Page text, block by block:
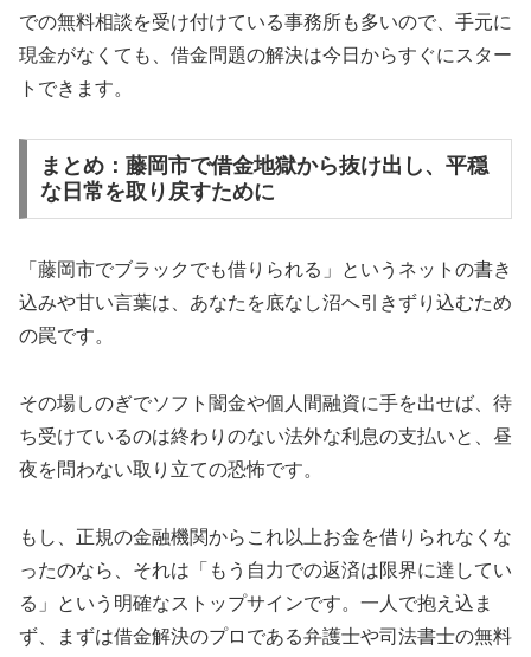
での無料相談を受け付けている事務所も多いので、手元に
現金がなくても、借金問題の解決は今日からすぐにスター
トできます。
まとめ：藤岡市で借金地獄から抜け出し、平穏
な日常を取り戻すために
「藤岡市でブラックでも借りられる」というネットの書き
込みや甘い言葉は、あなたを底なし沼へ引きずり込むため
の罠です。
その場しのぎでソフト闇金や個人間融資に手を出せば、待
ち受けているのは終わりのない法外な利息の支払いと、昼
夜を問わない取り立ての恐怖です。
もし、正規の金融機関からこれ以上お金を借りられなくな
ったのなら、それは「もう自力での返済は限界に達してい
る」という明確なストップサインです。一人で抱え込ま
ず、まずは借金解決のプロである弁護士や司法書士の無料